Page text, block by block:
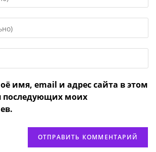
имя, email и адрес сайта в этом
последующих моих